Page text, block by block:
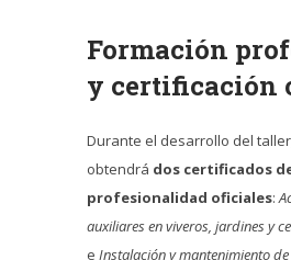
Formación
y certificación
Durante el desarrollo del
obtendrá dos certificados
profesionalidad oficiales:
auxiliares en viveros, jardines y
e Instalación y mantenimiento